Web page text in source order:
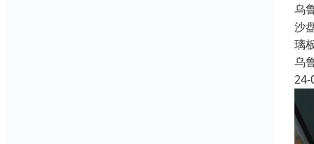
乌
沙
璃
乌
24-